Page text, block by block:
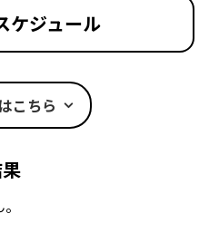
ケジュール
こちら